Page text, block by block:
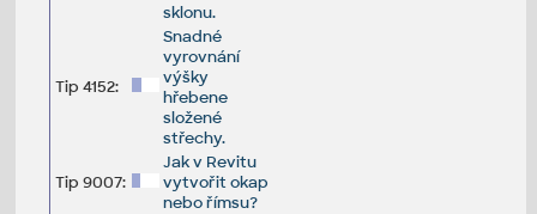
sklonu.
Tip 4152:
Snadné
vyrovnání
výšky
hřebene
složené
střechy.
Tip 9007:
Jak v Revitu
vytvořit okap
nebo římsu?